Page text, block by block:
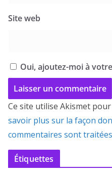
Site web
Oui, ajoutez-moi à
Ce site utilise Akismet
savoir plus sur la façon
commentaires sont traitées
Étiquettes